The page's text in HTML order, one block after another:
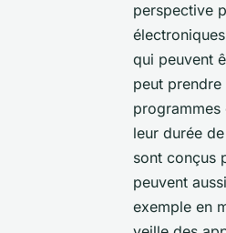
perspective
qui peuvent
peut
leur durée
sont conçus
peuvent
exemple en